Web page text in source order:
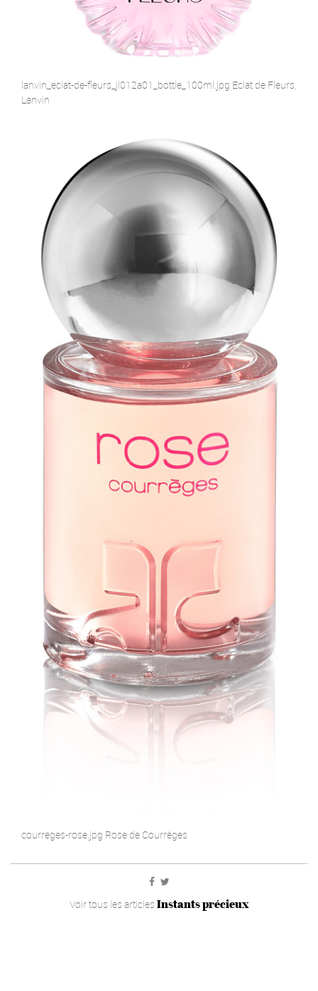
lanvin_eclat-de-fleurs_jl012a01_bottle_100ml.jpg Eclat de Fleurs,
Lanvin
courreges-rose.jpg Rose de Courrèges
Voir tous les articles Instants précieux